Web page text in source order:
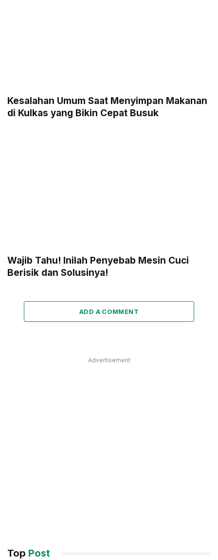
Kesalahan Umum Saat Menyimpan Makanan
di Kulkas yang Bikin Cepat Busuk
Wajib Tahu! Inilah Penyebab Mesin Cuci
Berisik dan Solusinya!
ADD A COMMENT
Advertisement
Top Post